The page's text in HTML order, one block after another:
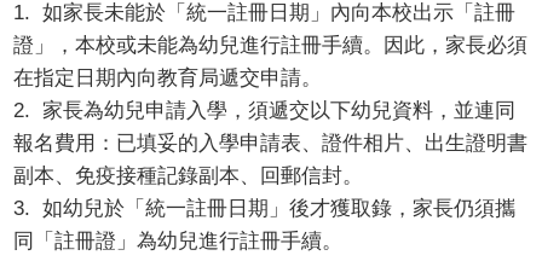
1. 如家長未能於「統一註冊日期」內向本校出示「註冊
證」，本校或未能為幼兒進行註冊手續。因此，家長必須
在指定日期內向教育局遞交申請。
2. 家長為幼兒申請入學，須遞交以下幼兒資料，並連同
報名費用：已填妥的入學申請表、證件相片、出生證明書
副本、免疫接種記錄副本、回郵信封。
3. 如幼兒於「統一註冊日期」後才獲取錄，家長仍須攜
同「註冊證」為幼兒進行註冊手續。